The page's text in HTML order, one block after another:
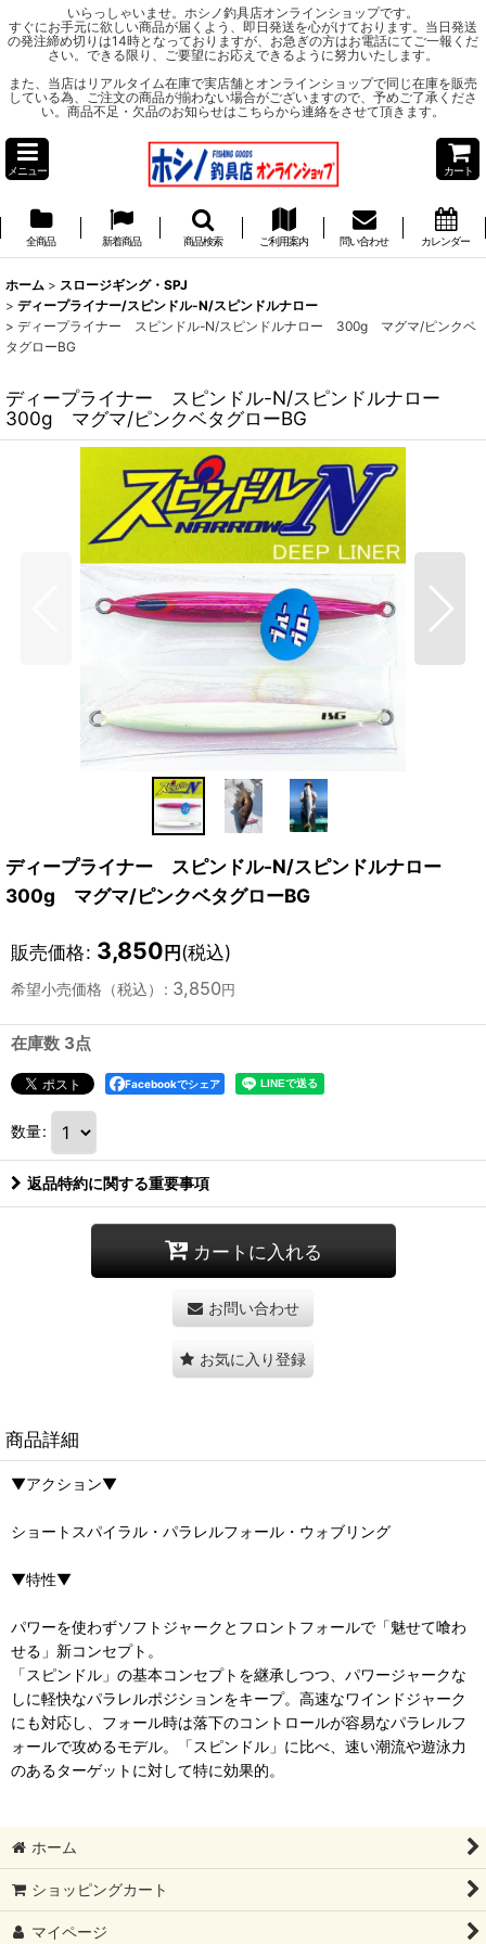
いらっしゃいませ。ホシノ釣具店オンラインショップです。
すぐにお手元に欲しい商品が届くよう、即日発送を心がけております。当日発送
の発注締め切りは14時となっておりますが、お急ぎの方はお電話にてご一報くだ
さい。できる限り、ご要望にお応えできるように努力いたします。
また、当店はリアルタイム在庫で実店舗とオンラインショップで同じ在庫を販売
している為、ご注文の商品が揃わない場合がございますので、予めご了承くださ
い。商品不足・欠品のお知らせはこちらから連絡をさせて頂きます。
メニュー カート
全商品 新着商品 商品検索 ご利用案内 問い合わせ カレンダー
ホーム > スロージギング・SPJ
> ディープライナー/スピンドル-N/スピンドルナロー
> ディープライナー スピンドル-N/スピンドルナロー 300g マグマ/ピンクベ
タグローBG
ディープライナー スピンドル-N/スピンドルナロー
300g マグマ/ピンクベタグローBG
ディープライナー スピンドル-N/スピンドルナロー
300g マグマ/ピンクベタグローBG
販売価格: 3,850 円 (税込)
希望小売価格（税込） : 3,850円
在庫数 3点
Facebookでシェア
数量:
返品特約に関する重要事項
カートに入れる
お問い合わせ
お気に入り登録
商品詳細
▼アクション▼
ショートスパイラル・パラレルフォール・ウォブリング
▼特性▼
パワーを使わずソフトジャークとフロントフォールで「魅せて喰わ
せる」新コンセプト。
「スピンドル」の基本コンセプトを継承しつつ、パワージャークな
しに軽快なパラレルポジションをキープ。高速なワインドジャーク
にも対応し、フォール時は落下のコントロールが容易なパラレルフ
ォールで攻めるモデル。「スピンドル」に比べ、速い潮流や遊泳力
のあるターゲットに対して特に効果的。
ホーム
ショッピングカート
マイページ